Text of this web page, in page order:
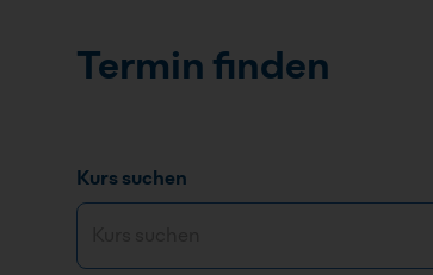
Termin finden
Kurs suchen